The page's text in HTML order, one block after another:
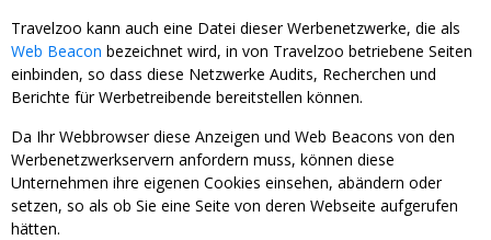
Travelzoo kann auch eine Datei dieser Werbenetzwerke, die als
Web Beacon bezeichnet wird, in von Travelzoo betriebene Seiten
einbinden, so dass diese Netzwerke Audits, Recherchen und
Berichte für Werbetreibende bereitstellen können.
Da Ihr Webbrowser diese Anzeigen und Web Beacons von den
Werbenetzwerkservern anfordern muss, können diese
Unternehmen ihre eigenen Cookies einsehen, abändern oder
setzen, so als ob Sie eine Seite von deren Webseite aufgerufen
hätten.